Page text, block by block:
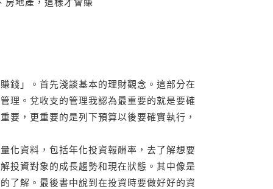
」。首先淺談基本的理財觀念。這部分在
理。兌收支的管理我認為最重要的就是要確
要，更重要的是列下預算以後要確實執行，
資料，包括年化投資報酬率，去了解想要
投資對象的成長趨勢和現在狀態。其中像是
了解。最後書中說到在投資時要做好好的資